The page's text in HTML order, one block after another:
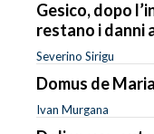
Gesico, dopo
restano i danni
Severino Sirigu
Domus de
Ivan Murgana